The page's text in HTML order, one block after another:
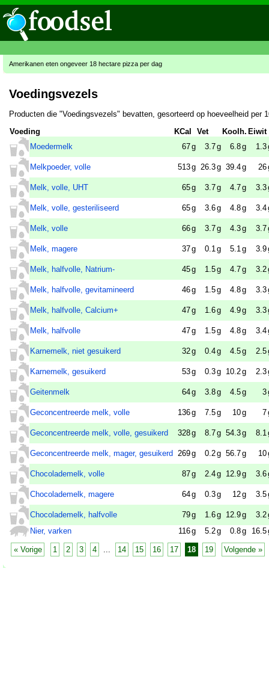
Amerikanen eten ongeveer 18 hectare pizza per dag
Voedingsvezels
Producten die "Voedingsvezels" bevatten, gesorteerd op hoeveelheid per
Voeding
KCal Vet Koolh. Eiwit
Moedermelk
67g 3.7g 6.8g 1.3
Melkpoeder, volle 513g 26.3g 39.4g 26
Melk, volle, UHT 65g 3.7g 4.7g 3.3
Melk, volle, gesteriliseerd 65g 3.6g 4.8g 3.4
Melk, volle 66g 3.7g 4.3g 3.7
Melk, magere 37g 0.1 g 5.1 g 3.9
Melk, halfvolle, Natrium- 45g 1.5g 4.7g 3.2
Melk, halfvolle, gevitamineerd 46g 1.5g 4.8g 3.3
Melk, halfvolle, Calcium+ 47g 1.6g 4.9g 3.3
Melk, halfvolle 47g 1.5g 4.8g 3.4
Karnemelk, niet gesuikerd 32g 0.4g 4.5g 2.5
Karnemelk, gesuikerd 53g 0.3g 10.2g 2.3
Geitenmelk 64g 3.8g 4.5g 3
Geconcentreerde melk, volle 136g 7.5g 10g 7
Geconcentreerde melk, volle, gesuikerd 328g 8.7g 54.3g 8.1
Geconcentreerde melk, mager, gesuikerd 269g 0.2g 56.7g 10
Chocolademelk, volle 87g 2.4g 12.9g 3.6
Chocolademelk, magere 64g 0.3g 12g 3.5
Chocolademelk, halfvolle 79g 1.6g 12.9g 3.2
Nier, varken
116g 5.2g 0.8g 16.5
« Vorige 1 2 3 4 14 15 16 17 18 19 Volgende »